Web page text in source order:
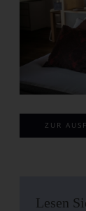
ZUR
Lesen